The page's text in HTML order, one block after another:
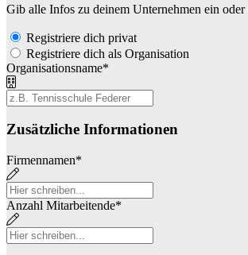
Gib alle Infos zu deinem Unternehmen ein
Registriere dich privat
Registriere dich als Organisation
Organisationsname*
Zusätzliche Informationen
Firmennamen*
Anzahl Mitarbeitende*